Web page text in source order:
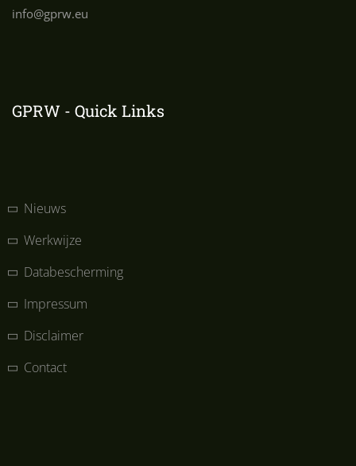
info@gprw.eu
GPRW - Quick Links
Nieuws
Werkwijze
Databescherming
Impressum
Disclaimer
Contact